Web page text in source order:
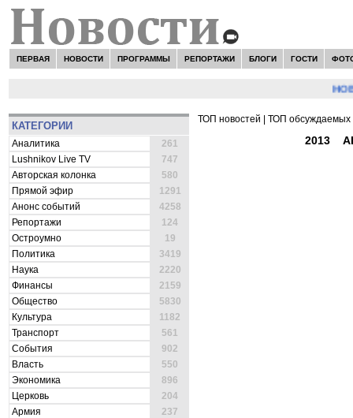
ПЕРВАЯ НОВОСТИ ПРОГРАММЫ РЕПОРТАЖИ БЛОГИ ГОСТИ
КАТЕГОРИИ
Аналитика
261
Lushnikov Live TV
747
Авторская колонка
580
Прямой эфир
1291
Анонс событий
4258
Репортажи
124
Остроумно
19
Политика
3419
Наука
2220
Финансы
2159
Общество
5830
Культура
1182
Транспорт
561
События
902
Власть
550
Экономика
896
Церковь
204
Армия
237
ТОП новостей ТОП обсуждаемых
2013